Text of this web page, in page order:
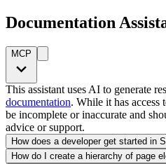
Documentation
MCP
This assistant uses AI to generate
documentation. While it has access
be incomplete or inaccurate and
advice or support.
How does a developer get started in
How do I create a hierarchy of page